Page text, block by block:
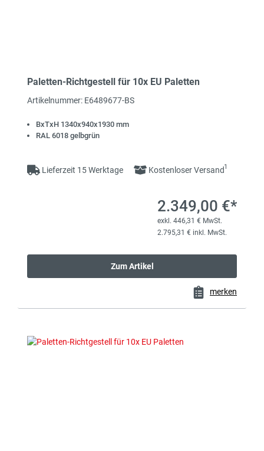
Paletten-Richtgestell für 10x EU Paletten
Artikelnummer: E6489677-BS
BxTxH 1340x940x1930 mm
RAL 6018 gelbgrün
Lieferzeit 15 Werktage Kostenloser Versand1
2.349,00 €*
exkl. 446,31 € MwSt.
2.795,31 € inkl. MwSt.
Zum Artikel
merken